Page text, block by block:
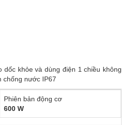
khỏe và dùng điện 1 chiều không
chống nước IP67
Phiên bản động cơ
600 W